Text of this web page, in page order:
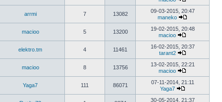
Wyświetl
najnowszy
post
arrmi 7 13082
09-03-2015, 20:47
maneko
Wyświetl
najnowszy
macioo 5 13200
19-02-2015, 20:48
macioo
Wyświetl
najnowszy
elektro.tm 4 11461
16-02-2015, 20:37
tarant2
Wyświetl
najnowszy
macioo 8 13756
13-02-2015, 22:21
macioo
Wyświetl
najnowszy
Yaga7 111 86071
07-11-2014, 21:11
Yaga7
Wyświetl
najnowszy
30-05-2014, 21:37